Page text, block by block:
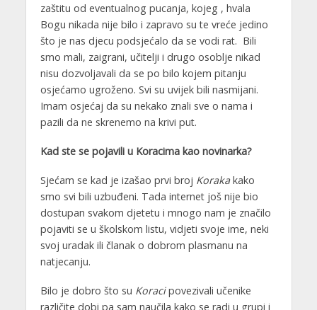
zaštitu od eventualnog pucanja, kojeg , hvala
Bogu nikada nije bilo i zapravo su te vreće jedino
što je nas djecu podsjećalo da se vodi rat. Bili
smo mali, zaigrani, učitelji i drugo osoblje nikad
nisu dozvoljavali da se po bilo kojem pitanju
osjećamo ugroženo. Svi su uvijek bili nasmijani.
Imam osjećaj da su nekako znali sve o nama i
pazili da ne skrenemo na krivi put.
Kad ste se pojavili u Koracima kao novinarka?
Sjećam se kad je izašao prvi broj Korakakako
smo svi bili uzbuđeni. Tada internet još nije bio
dostupan svakom djetetu i mnogo nam je značilo
pojaviti se u školskom listu, vidjeti svoje ime, neki
svoj uradak ili članak o dobrom plasmanu na
natjecanju.
Bilo je dobro što su Koracipovezivali učenike
različite dobi pa sam naučila kako se radi u grupi i